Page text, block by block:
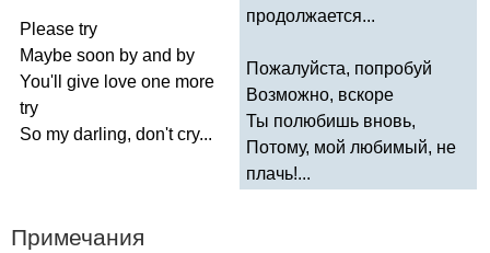
Please try
Maybe soon by and by
You'll
give love one more
try
So my darling, don't cry...
продолжается...
Пожалуйста, попробуй
Возможно, вскоре
Ты полюбишь вновь,
Потому, мой любимый, не
плачь!...
Примечания